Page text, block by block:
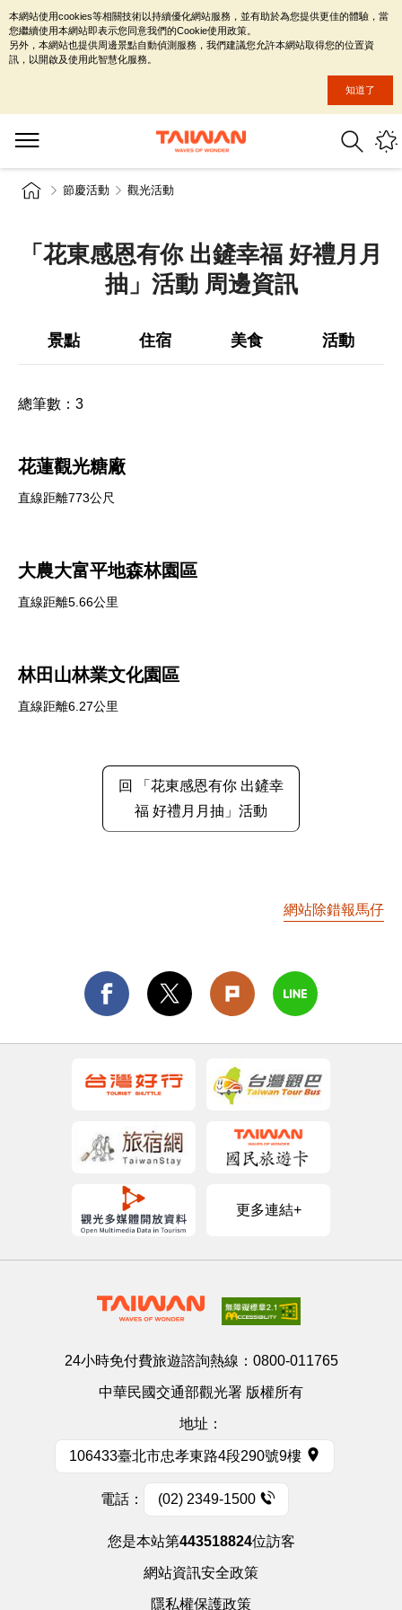
節慶活動 觀光活動
「花東感恩有你 出鏟幸福 好禮月月
抽」活動 周邊資訊
景點 住宿 美食 活動
總筆數： 3
花蓮觀光糖廠
直線距離773公尺
大農大富平地森林園區
直線距離5.66公里
林田山林業文化園區
直線距離6.27公里
回 「花東感恩有你 出鏟幸
福 好禮月月抽」活動
網站除錯報馬仔
更多連結+
24小時免付費旅遊諮詢熱線： 0800-011765
中華民國交通部觀光署 版權所有
地址：
106433臺北市忠孝東路4段290號9樓
電話： (02) 2349-1500
您是本站第443518824位訪客
網站資訊安全政策
隱私權保護政策
本網站使用cookies等相關技術以持續優化網站服務，並有助於為您提供更佳的體驗，當
您繼續使用本網站即表示您同意我們的Cookie使用政策。
另外，本網站也提供周邊景點自動偵測服務，我們建議您允許本網站取得您的位置資
訊，以開啟及使用此智慧化服務。
知道了